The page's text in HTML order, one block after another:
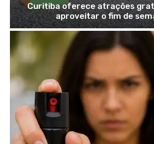
Curitiba oferece atrações
aproveitar o fim de